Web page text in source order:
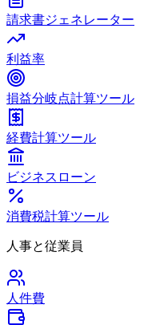
請求書ジェネレーター
利益率
損益分岐点計算ツール
経費計算ツール
ビジネスローン
消費税計算ツール
人事と従業員
人件費